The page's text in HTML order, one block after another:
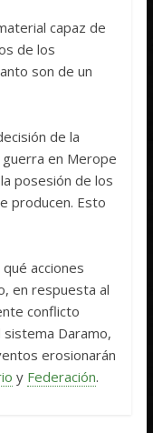
capaz de
de los
son de un
de la
en Merope
posesión de los
producen. Esto
acciones
en respuesta al
conflicto
sistema Daramo,
erosionarán
y Federación.